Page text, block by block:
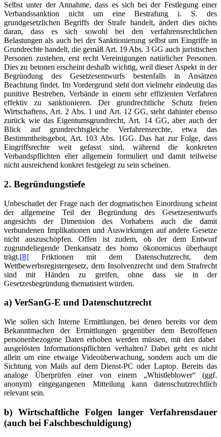
Selbst unter der Annahme, dass es sich bei der Festlegung einer
Verbandssanktion nicht um eine Bestrafung i. S. des
grundgesetzlichen Begriffs der Strafe handelt, ändert dies nichts
daran, dass es sich sowohl bei den verfahrensrechtlichen
Belastungen als auch bei der Sanktionierung selbst um Eingriffe in
Grundrechte handelt, die gemäß Art. 19 Abs. 3 GG auch juristischen
Personen zustehen, erst recht Vereinigungen natürlicher Personen.
Dies zu betonen erscheint deshalb wichtig, weil dieser Aspekt in der
Begründung des Gesetzesentwurfs bestenfalls in Ansätzen
Beachtung findet. Im Vordergrund steht dort vielmehr eindeutig das
punitive Bestreben, Verbände in einem sehr effizienten Verfahren
effektiv zu sanktionieren. Der grundrechtliche Schutz freien
Wirtschaftens, Art. 2 Abs. 1 und Art. 12 GG, steht dahinter ebenso
zurück wie das Eigentumsgrundrecht, Art. 14 GG, aber auch der
Blick auf grundrechtsgleiche Verfahrensrechte, etwa das
Bestimmtheitsgebot, Art. 103 Abs. 1GG. Das hat zur Folge, dass
Eingriffsrechte weit gefasst sind, während die konkreten
Verbandspflichten eher allgemein formuliert und damit teilweise
nicht ausreichend konkret festgelegt zu sein scheinen.
2. Begründungstiefe
Unbeschadet der Frage nach der dogmatischen Einordnung scheint
der allgemeine Teil der Begründung des Gesetzesentwurfs
angesichts der Dimension des Vorhabens auch die damit
verbundenen Implikationen und Auswirkungen auf andere Gesetze
nicht auszuschöpfen. Offen ist zudem, ob der dem Entwurf
zugrundeliegende Denkansatz des homo ökonomicus überhaupt
trägt.[8] Friktionen mit dem Datenschutzrecht, dem
Wettbewerbsregistergesetz, dem Insolvenzrecht und dem Strafrecht
sind mit Händen zu greifen, ohne dass sie in der
Gesetzesbegründung thematisiert würden.
a) VerSanG-E und Datenschutzrecht
Wie sollen sich Interne Ermittlungen, bei denen bereits vor dem
Bekanntmachen der Ermittlungen gegenüber dem Betroffenen
personenbezogene Daten erhoben werden müssen, mit den dabei
ausgelösten Informationspflichten verhalten? Dabei geht es nicht
allein um eine etwaige Videoüberwachung, sondern auch um die
Sichtung von Mails auf dem Dienst-PC oder Laptop. Bereits das
analoge Überprüfen einer von einem „Whistleblower“ (ggf.
anonym) eingegangenen Mitteilung kann datenschutzrechtlich
relevant sein.
b) Wirtschaftliche Folgen langer Verfahrensdauer
(auch bei Falschbeschuldigung)